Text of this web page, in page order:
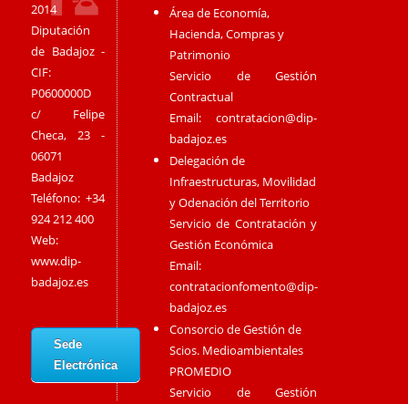
2014
Diputación
de Badajoz -
CIF:
P0600000D
c/ Felipe
Checa, 23 -
06071
Badajoz
Teléfono: +34
924 212 400
Web:
www.dip-
badajoz.es
Sede
Electrónica
Área de Economía,
Hacienda, Compras y
Patrimonio
Servicio de Gestión
Contractual
Email:contratacion@dip-
badajoz.es
Delegación de
Infraestructuras, Movilidad
y Odenación del Territorio
Servicio de Contratación y
Gestión Económica
Email:
contratacionfomento@dip-
badajoz.es
Consorcio de Gestión de
Scios. Medioambientales
PROMEDIO
Servicio de Gestión